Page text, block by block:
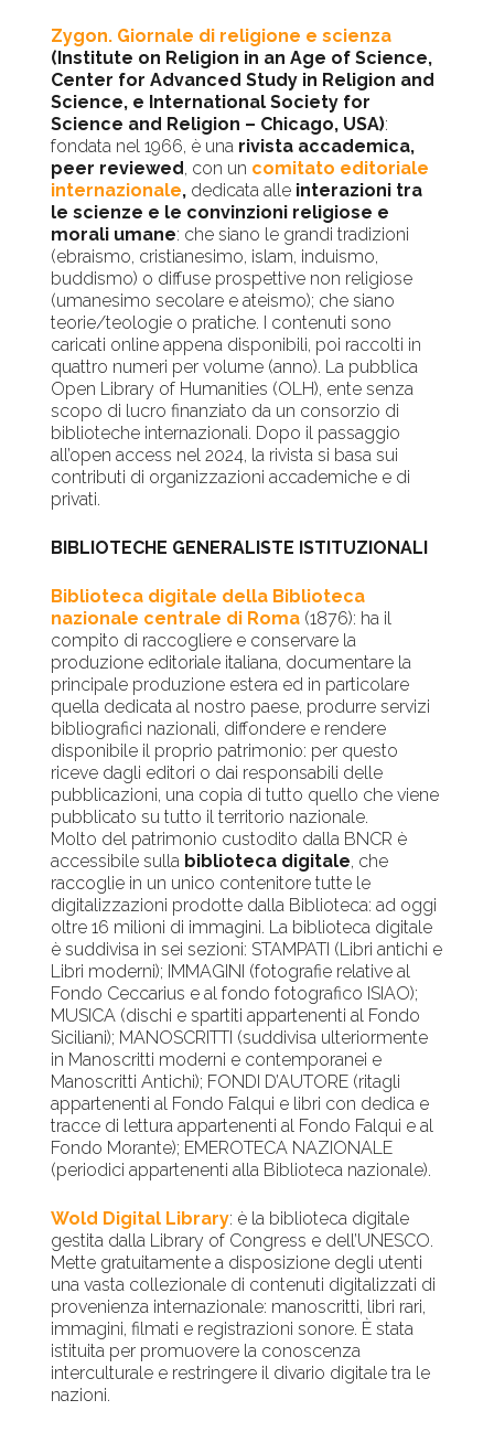
Zygon. Giornale di religione e scienza
(Institute on Religion in an Age of Science,
Center for Advanced Study in Religion and
Science, e International Society for
Science and Religion – Chicago, USA):
fondata nel 1966, è una rivista accademica,
peer reviewed, con un comitato editoriale
internazionale, dedicata alle interazioni tra
le scienze e le convinzioni religiose e
morali umane: che siano le grandi tradizioni
(ebraismo, cristianesimo, islam, induismo,
buddismo) o diffuse prospettive non religiose
(umanesimo secolare e ateismo); che siano
teorie/teologie o pratiche. I contenuti sono
caricati online appena disponibili, poi raccolti in
quattro numeri per volume (anno). La pubblica
Open Library of Humanities (OLH), ente senza
scopo di lucro finanziato da un consorzio di
biblioteche internazionali. Dopo il passaggio
all’open access nel 2024, la rivista si basa sui
contributi di organizzazioni accademiche e di
privati.
BIBLIOTECHE GENERALISTE ISTITUZIONALI
Biblioteca digitale della Biblioteca
nazionale centrale di Roma (1876): ha il
compito di raccogliere e conservare la
produzione editoriale italiana, documentare la
principale produzione estera ed in particolare
quella dedicata al nostro paese, produrre servizi
bibliografici nazionali, diffondere e rendere
disponibile il proprio patrimonio: per questo
riceve dagli editori o dai responsabili delle
pubblicazioni, una copia di tutto quello che viene
pubblicato su tutto il territorio nazionale.
Molto del patrimonio custodito dalla BNCR è
accessibile sulla biblioteca digitale, che
raccoglie in un unico contenitore tutte le
digitalizzazioni prodotte dalla Biblioteca: ad oggi
oltre 16 milioni di immagini. La biblioteca digitale
è suddivisa in sei sezioni: STAMPATI (Libri antichi e
Libri moderni); IMMAGINI (fotografie relative al
Fondo Ceccarius e al fondo fotografico ISIAO);
MUSICA (dischi e spartiti appartenenti al Fondo
Siciliani); MANOSCRITTI (suddivisa ulteriormente
in Manoscritti moderni e contemporanei e
Manoscritti Antichi); FONDI D’AUTORE (ritagli
appartenenti al Fondo Falqui e libri con dedica e
tracce di lettura appartenenti al Fondo Falqui e al
Fondo Morante); EMEROTECA NAZIONALE
(periodici appartenenti alla Biblioteca nazionale).
Wold Digital Library: è la biblioteca digitale
gestita dalla Library of Congress e dell’UNESCO.
Mette gratuitamente a disposizione degli utenti
una vasta collezionale di contenuti digitalizzati di
provenienza internazionale: manoscritti, libri rari,
immagini, filmati e registrazioni sonore. È stata
istituita per promuovere la conoscenza
interculturale e restringere il divario digitale tra le
nazioni.